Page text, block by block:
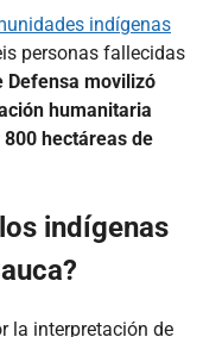
indígenas
personas fallecidas
Defensa movilizó
humanitaria
hectáreas de
indígenas
la interpretación de